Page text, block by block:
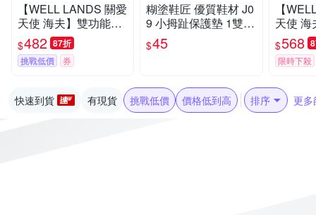
【WELL LANDS 關愛
天使 海夫】雙功能拇
指外翻矯正套(兩組)
$482 87折
挑戰低價 券
糊塗鞋匠 優質鞋材 J0
9 小拇趾保護墊 1雙
拇趾分隔墊 拇趾固定
套 拇趾分離墊
$45
【
天使 海
能腳掌
$568
限時下殺
快速到貨 有現貨 挑戰低價 價格低到高 排序 更多